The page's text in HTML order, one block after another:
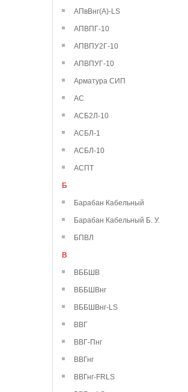
АПвВнг(А)-LS
АПВПГ-10
АПВПУ2Г-10
АПВПУГ-10
Арматура СИП
АС
АСБ2Л-10
АСБЛ-1
АСБЛ-10
АСПТ
Б
Барабан Кабельный
Барабан Кабельный Б. У.
БПВЛ
В
ВББШВ
ВББШВнг
ВББШВнг-LS
ВВГ
ВВГ-Пнг
ВВГнг
ВВГнг-FRLS